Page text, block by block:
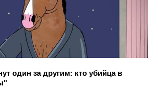
один за другим: кто убийца в